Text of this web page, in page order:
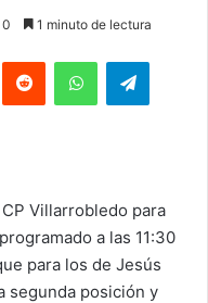
0 1 minuto de lectura
Villarrobledo para
a las 11:30
para los de Jesús
segunda posición y